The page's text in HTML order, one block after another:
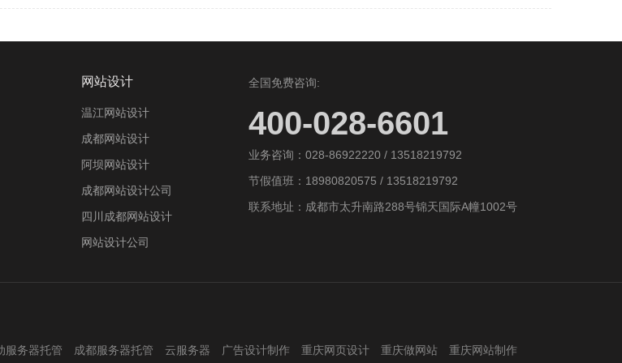
网站设计
温江网站设计
成都网站设计
阿坝网站设计
成都网站设计公司
四川成都网站设计
网站设计公司
全国免费咨询:
400-028-6601
业务咨询：028-86922220 / 13518219792
节假值班：18980820575 / 13518219792
联系地址：成都市太升南路288号锦天国际A幢1002号
服务器托管 成都服务器托管 云服务器 广告设计制作 重庆网页设计 重庆做网站 重庆网站制作